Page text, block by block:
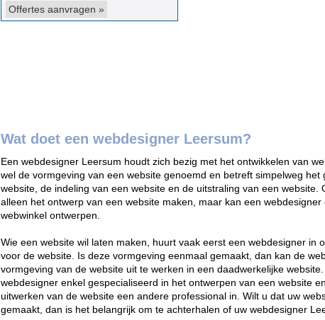
Wat doet een webdesigner Leersum?
Een webdesigner Leersum houdt zich bezig met het ontwikkelen van
wel de vormgeving van een website genoemd en betreft simpelweg het
website, de indeling van een website en de uitstraling van een website.
alleen het ontwerp van een website maken, maar kan een
webwinkel ontwerpen.
Wie een website wil laten maken, huurt vaak eerst een webdesigner in
voor de website. Is deze vormgeving eenmaal gemaakt, dan kan de
vormgeving van de website uit te werken in een daadwerkelijke
webdesigner enkel gespecialiseerd in het ontwerpen van een website
uitwerken van de website een andere professional in. Wilt u dat uw
gemaakt, dan is het belangrijk om te achterhalen of uw webdesigner